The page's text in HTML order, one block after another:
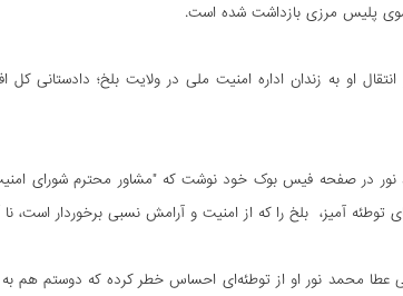
سوی پلیس مرزی بازداشت شده است.
او به زندان اداره امنیت ملی در ولایت بلخ؛ دادستانی
در صفحه فیس بوک خود نوشت که "مشاور محترم شورای
توطئه آمیز، بلخ را که از امنیت و آرامش نسبی برخوردار است، نا
محمد نور او از توطئه‌‌ای احساس خطر کرده که دوستم هم به